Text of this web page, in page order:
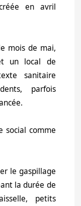
en avril
mois de mai,
un local de
sanitaire
parfois
social comme
le gaspillage
la durée de
petits